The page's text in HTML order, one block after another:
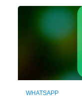
WHATSAPP